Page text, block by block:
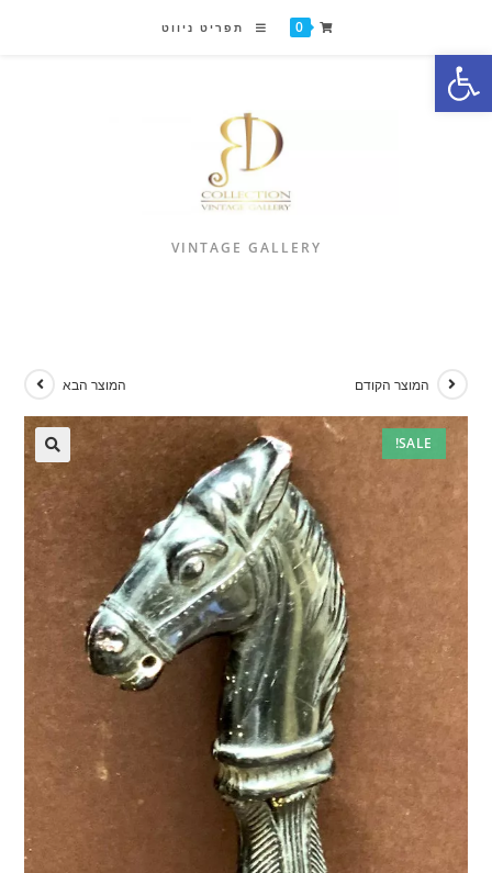
פתח סרגל נגישות
0 תפריט ניווט
VINTAGE GALLERY
SALE!
המוצר הקודם המוצר הבא